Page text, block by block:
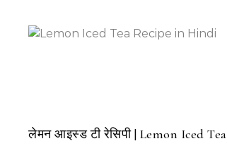
लेमन आइस्ड टी रेसिपी | Lemon Iced Tea